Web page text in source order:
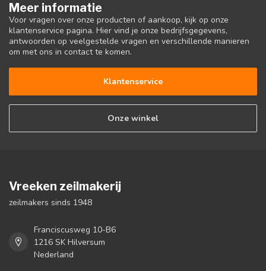
Meer informatie
Voor vragen over onze producten of aankoop, kijk op onze
klantenservice pagina. Hier vind je onze bedrijfsgegevens,
antwoorden op veelgestelde vragen en verschillende manieren
om met ons in contact te komen.
Klantenservice
Onze winkel
Vreeken zeilmakerij
zeilmakers sinds 1948
Franciscusweg 10-B6
1216 SK Hilversum
Nederland